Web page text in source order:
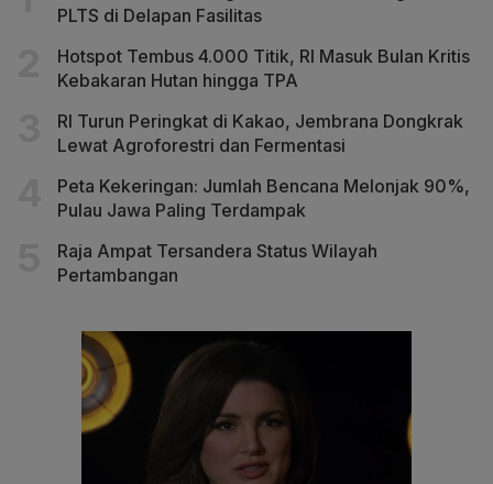
PLTS di Delapan Fasilitas
Hotspot Tembus 4.000 Titik, RI Masuk Bulan Kritis
Kebakaran Hutan hingga TPA
RI Turun Peringkat di Kakao, Jembrana Dongkrak
Lewat Agroforestri dan Fermentasi
Peta Kekeringan: Jumlah Bencana Melonjak 90%,
Pulau Jawa Paling Terdampak
Raja Ampat Tersandera Status Wilayah
Pertambangan